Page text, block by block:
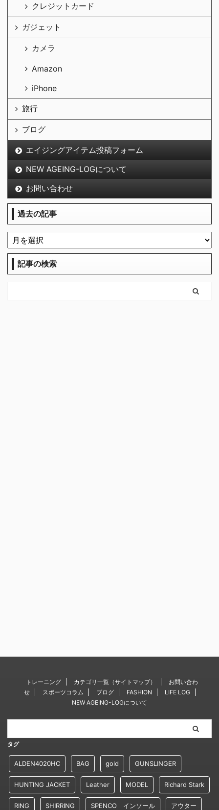
クレジットカード
ガジェット
カメラ
Amazon
iPhone
旅行
ブログ
エイジングアイテム投稿フォーム
NEW AGEING-LOGについて
お問い合わせ
過去の記事
記事の検索
トレーニング カテゴリ一覧（サイトマップ）
お問い合わ
せ
スポーツコラム ブログ FASHION
LIFE LOG
NEW AGEING-LOGについて
タグ
ALDEN4020HC BAG gold GUNSLINGER
HUNTING JACKET Leather MODEL Richard Stark
RING SHIRRING SPENCO インソール アウター